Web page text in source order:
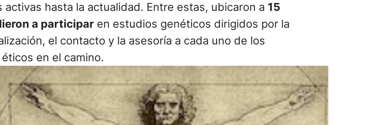
hasta la actualidad. Entre estas, ubicaron a 15
a participar en estudios genéticos dirigidos por la
el contacto y la asesoría a cada uno de los
en el camino.